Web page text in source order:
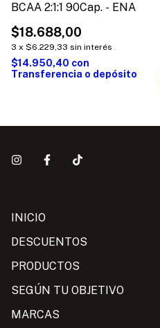
BCAA 2:1:1 90Cap. - ENA
$18.688,00
3 x $6.229,33 sin interés
$14.950,40 con
Transferencia o depósito
INICIO
DESCUENTOS
PRODUCTOS
SEGÚN TU OBJETIVO
MARCAS